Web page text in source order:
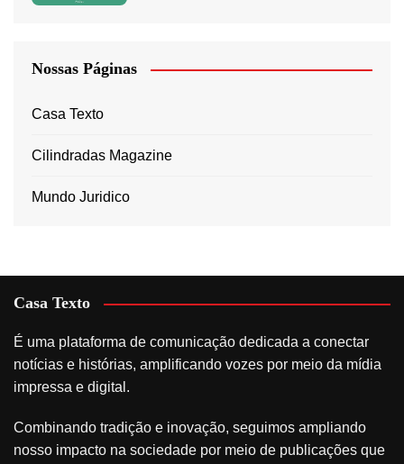
Nossas Páginas
Casa Texto
Cilindradas Magazine
Mundo Juridico
Casa Texto
É uma plataforma de comunicação dedicada a conectar
notícias e histórias, amplificando vozes por meio da mídia
impressa e digital.
Combinando tradição e inovação, seguimos ampliando
nosso impacto na sociedade por meio de publicações que